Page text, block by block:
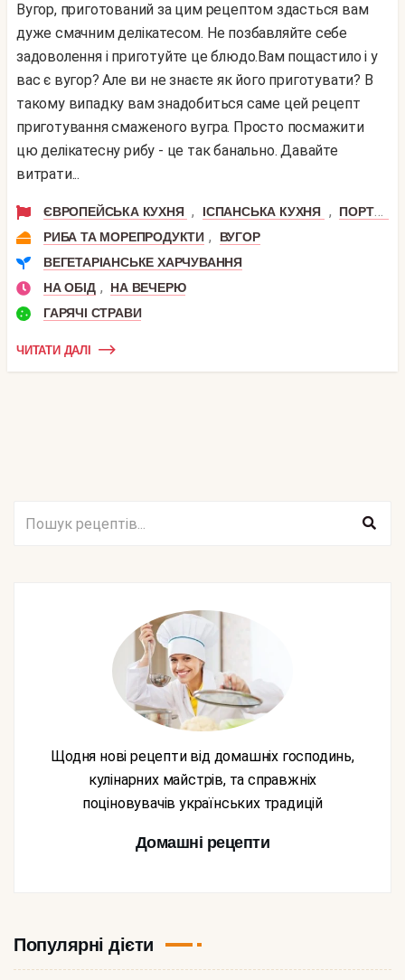
Вугор, приготований за цим рецептом здасться вам
дуже смачним делікатесом. Не позбавляйте себе
задоволення і приготуйте це блюдо.Вам пощастило і у
вас є вугор? Але ви не знаєте як його приготувати? В
такому випадку вам знадобиться саме цей рецепт
приготування смаженого вугра. Просто посмажити
цю делікатесну рибу - це так банально. Давайте
витрати...
ЄВРОПЕЙСЬКА КУХНЯ , ІСПАНСЬКА КУХНЯ ,
ПОРТУГАЛЬСЬКА КУХНЯ
РИБА ТА МОРЕПРОДУКТИ ,
ВУГОР
ВЕГЕТАРІАНСЬКЕ ХАРЧУВАННЯ
НА ОБІД ,
НА ВЕЧЕРЮ
ГАРЯЧІ СТРАВИ
ЧИТАТИ ДАЛІ
Щодня нові рецепти від домашніх господинь,
кулінарних майстрів, та справжніх
поціновувачів українських традицій
Домашні рецепти
Популярні дієти